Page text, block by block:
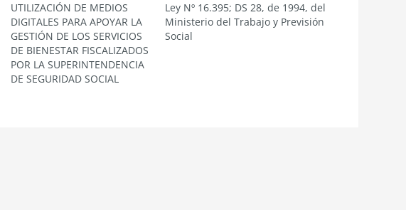
UTILIZACIÓN DE MEDIOS
DIGITALES PARA APOYAR LA
GESTIÓN DE LOS SERVICIOS
DE BIENESTAR FISCALIZADOS
POR LA SUPERINTENDENCIA
DE SEGURIDAD SOCIAL
Ley Nº 16.395; DS 28, de 1994, del
Ministerio del Trabajo y Previsión
Social